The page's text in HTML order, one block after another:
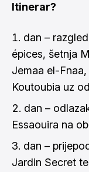
Itinerar?
dan –
épices, šetnja
Jemaa el-
Koutoubia uz
dan –
Essaouira na
dan –
Jardin Secret